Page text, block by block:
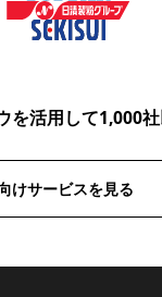
を活用して1,000社
けサービスを見る